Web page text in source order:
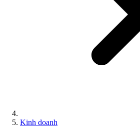
Kinh doanh